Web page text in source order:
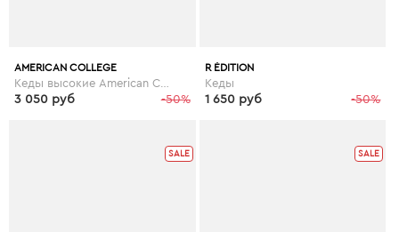
AMERICAN COLLEGE
-50%
3 050 руб
R ÉDITION
Кеды
-50%
1 650 руб
SALE SALE